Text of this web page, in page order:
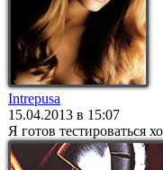
Intrepusa
15.04.2013 в 15:07
Я готов тестироваться